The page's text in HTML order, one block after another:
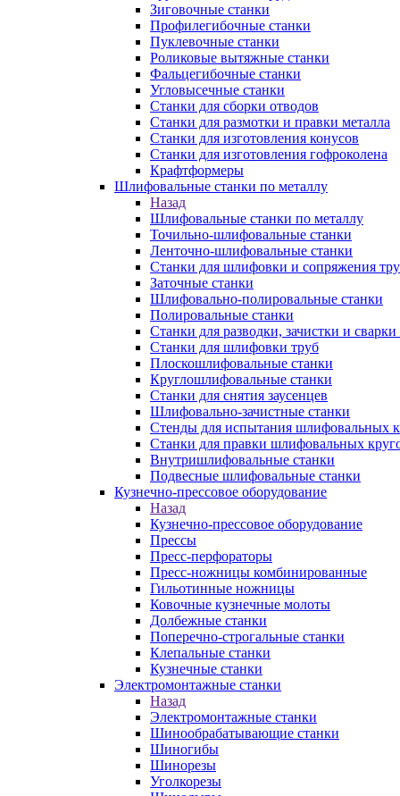
Зиговочные станки
Профилегибочные станки
Пуклевочные станки
Роликовые вытяжные станки
Фальцегибочные станки
Угловысечные станки
Станки для сборки отводов
Станки для размотки и правки металла
Станки для изготовления конусов
Станки для изготовления гофроколена
Крафтформеры
Шлифовальные станки по металлу
Назад
Шлифовальные станки по металлу
Точильно-шлифовальные станки
Ленточно-шлифовальные станки
Станки для шлифовки и сопряжения
Заточные станки
Шлифовально-полировальные станки
Полировальные станки
Станки для разводки, зачистки и сварки
Станки для шлифовки труб
Плоскошлифовальные станки
Круглошлифовальные станки
Станки для снятия заусенцев
Шлифовально-зачистные станки
Стенды для испытания шлифовальных
Станки для правки шлифовальных
Внутришлифовальные станки
Подвесные шлифовальные станки
Кузнечно-прессовое оборудование
Назад
Кузнечно-прессовое оборудование
Прессы
Пресс-перфораторы
Пресс-ножницы комбинированные
Гильотинные ножницы
Ковочные кузнечные молоты
Долбежные станки
Поперечно-строгальные станки
Клепальные станки
Кузнечные станки
Электромонтажные станки
Назад
Электромонтажные станки
Шинообрабатывающие станки
Шиногибы
Шинорезы
Уголкорезы